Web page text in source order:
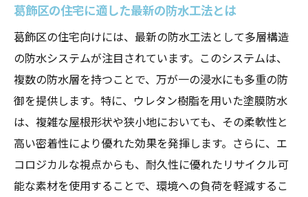
気候に適応した材料選びの重要性
防水工事で実現する安全な住環境の新たな可能
住環境改善を目指す防水工事の取り組み
防水工事が健康的な住まいに与える影響
安全性を確保するための最新技術
防水工事による生活の質の向上
葛飾区の住宅に適した最新の防水工法とは
葛飾区の住宅向けには、最新の防水工法として多層構造
の防水システムが注目されています。このシステムは、
複数の防水層を持つことで、万が一の浸水にも多重の防
御を提供します。特に、ウレタン樹脂を用いた塗膜防水
は、複雑な屋根形状や狭小地においても、その柔軟性と
高い密着性により優れた効果を発揮します。さらに、エ
コロジカルな視点からも、耐久性に優れたリサイクル可
能な素材を使用することで、環境への負荷を軽減するこ